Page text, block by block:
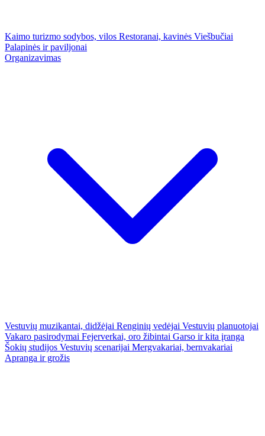
Kaimo turizmo sodybos, vilos Restoranai, kavinės Viešbučiai
Palapinės ir paviljonai
Organizavimas
Vestuvių muzikantai, didžėjai Renginių vedėjai Vestuvių planuotojai
Vakaro pasirodymai Fejerverkai, oro žibintai Garso ir kita įranga
Šokių studijos Vestuvių scenarijai Mergvakariai, bernvakariai
Apranga ir grožis